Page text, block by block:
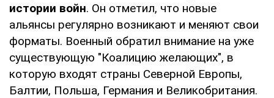
истории войн. Он отметил, что новые
альянсы регулярно возникают и меняют свои
форматы. Военный обратил внимание на уже
существующую "Коалицию желающих", в
которую входят страны Северной Европы,
Балтии, Польша, Германия и Великобритания.